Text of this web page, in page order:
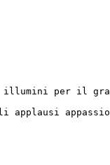
illumini per il
applausi